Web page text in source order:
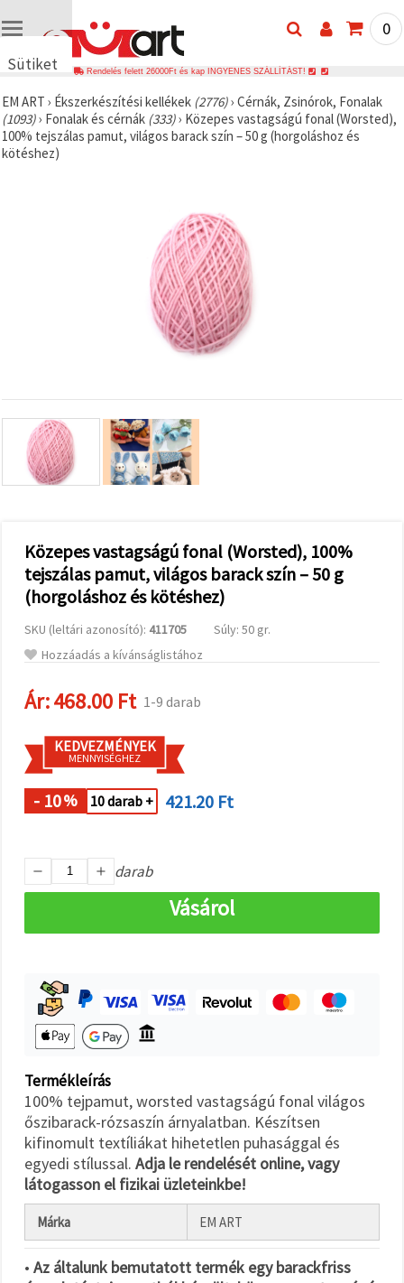
Sütiket
🍪 Cookie-
kat és
hasonló
technológiákat
forgalmat,
relevánsabb
tartalmat
hirdetéseket
jelenítsünk
marketingpartnereink
segítségével
Az "Összes
elfogadása"
kattintva
elfogadhatja
az összes
Beállításokban
preferenciáit
az adott
típusú sütik
"Mentés"
Fogadja
0
Rendelés felett 26000Ft és kap INGYENES SZÁLLÍTÁST!
EM ART › Ékszerkészítési kellékek (2776)› Cérnák, Zsinórok, Fonalak
(1093)› Fonalak és cérnák (333)› Közepes vastagságú fonal (Worsted),
100% tejszálas pamut, világos barack szín – 50 g (horgoláshoz és
kötéshez)
Közepes vastagságú fonal (Worsted), 100%
tejszálas pamut, világos barack szín – 50 g
(horgoláshoz és kötéshez)
SKU (leltári azonosító): 411705
Súly: 50 gr.
Hozzáadás a kívánságlistához
Ár:468.00 Ft 1-9 darab
KEDVEZMÉNYEK
MENNYISÉGHEZ
- 10% 10 darab + 421.20 Ft
darab
Vásárol
Termékleírás
100% tejpamut, worsted vastagságú fonal világos
őszibarack-rózsaszín árnyalatban. Készítsen
kifinomult textíliákat hihetetlen puhasággal és
egyedi stílussal. Adja le rendelését online, vagy
látogasson el fizikai üzleteinkbe!
Márka EM ART
• Az általunk bemutatott termék egy barackfriss